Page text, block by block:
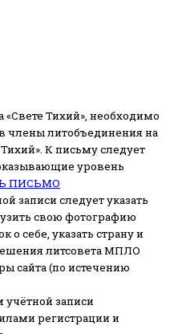
Тихий», необходимо
члены литобъединения на
К письму следует
уровень
ПИСЬМО
записи следует указать
свою фотографию
о себе, указать страну и
литсовета МПЛО
сайта (по истечению
учётной записи
регистрации и